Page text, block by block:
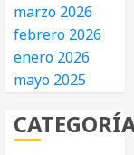
marzo 2026
febrero 2026
enero 2026
mayo 2025